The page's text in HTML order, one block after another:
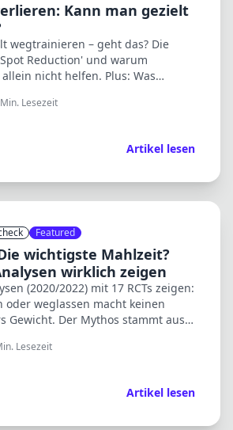
Kann man gezielt
wegtrainieren – geht das? Die
Reduction' und warum
nicht helfen. Plus: Was
Min. Lesezeit
Artikel lesen
Featured
wichtigste Mahlzeit?
wirklich zeigen
(2020/2022) mit 17 RCTs zeigen:
oder weglassen macht keinen
Gewicht. Der Mythos stammt aus
Lesezeit
Artikel lesen